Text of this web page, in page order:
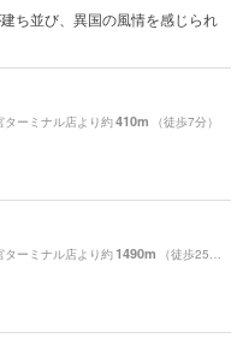
ち並び、異国の風情を感じられ
ーミナル店より約410m （徒歩7分）
ーミナル店より約1490m （徒歩25分）